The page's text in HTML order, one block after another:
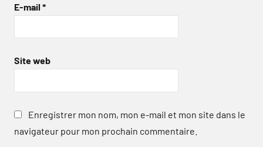
E-mail *
Site web
Enregistrer mon nom, mon e-mail et mon site dans le
navigateur pour mon prochain commentaire.